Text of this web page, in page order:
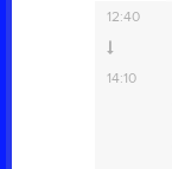
10:50
12:40
14:10